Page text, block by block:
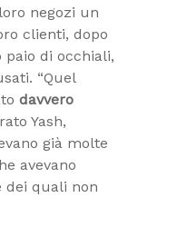
negozi un
clienti, dopo
di occhiali,
“Quel
davvero
Yash,
già molte
avevano
dei quali non